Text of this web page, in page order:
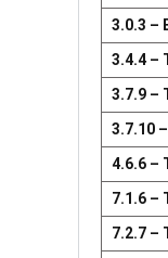
3.0.3 –
3.4.4 –
3.7.9 –
3.7.10
4.6.6 –
7.1.6 –
7.2.7 –